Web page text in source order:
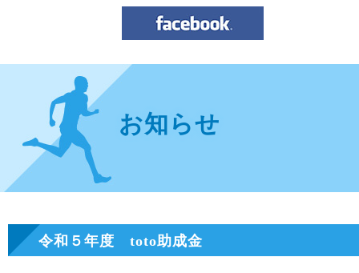
お知らせ
令和５年度 toto助成金